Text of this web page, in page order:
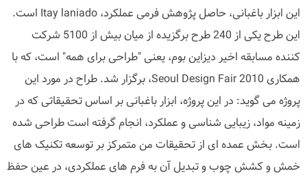
این ابزار باغبانی، حاصل پژوهش فرمی عملکرد، Itay laniado است.
این طرح یکی از 240 طرح برگزیده از میان بیش از 5100 شرکت
کننده مسابقه اخیر دیزاین بوم، یعنی "طراحی برای همه" است، که با
همکاری Seoul Design Fair 2010، برگزار شد. طراح در مورد این
پروژه می گوید: در این پروژه، ابزار باغبانی بر اساس تحقیقاتی که در
زمینه مواد، زیبایی شناسی و عملکرد، انجام گرفته است طراحی شده
است. بخش عمده ای از تحقیقات من متمرکز بر توسعه تکنیک های
خمش و کشش چوب و تبدیل آن به فرم های عملکردی، در عین حفظ